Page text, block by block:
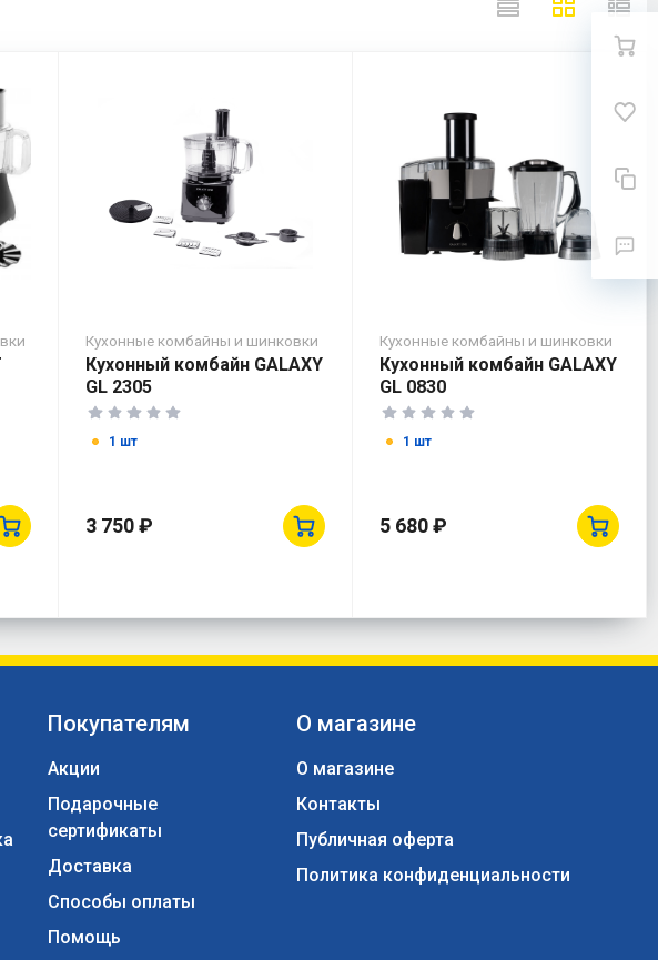
Кухонные комбайны и шинковки
Кухонный комбайн GALAXY
GL 2305
1 шт
3 750 ₽
Кухонные комбайны и шинковки
Кухонный комбайн GALAXY
GL 0830
1 шт
5 680 ₽
Покупателям
Акции
Подарочные
сертификаты
Доставка
Способы оплаты
Помощь
О магазине
О магазине
Контакты
Публичная оферта
Политика конфиденциальности